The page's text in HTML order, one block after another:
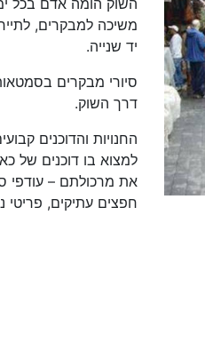
השוק הומה אדם בכל
משיכה למבקרים,
יד שנייה.
סיורי מבקרים
דרך השוק.
החנויות והדוכנים
למצוא בו דוכנים של
את מרכולתם – עודפי
חפצים עתיקים, פריטי